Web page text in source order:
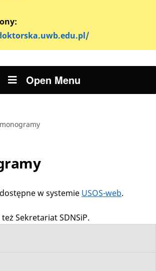
Open Menu
w systemie USOS-web.
Sekretariat SDNSiP.